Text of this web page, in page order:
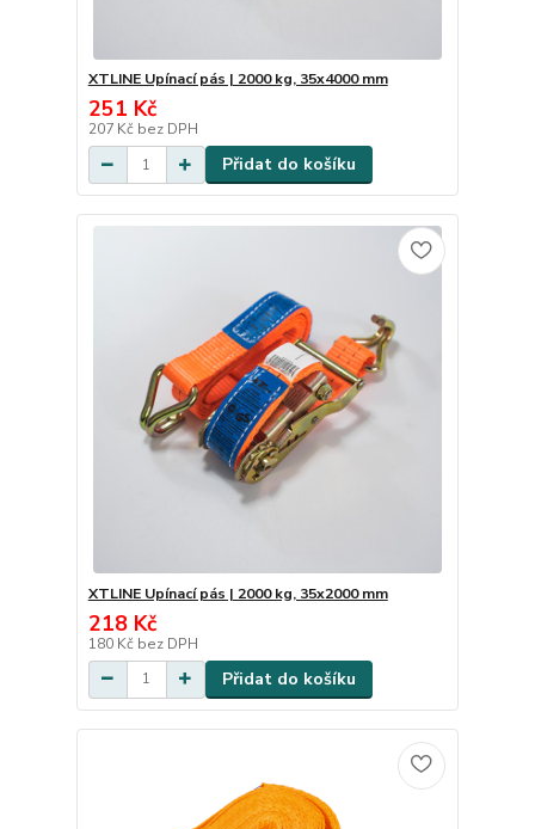
XTLINE Upínací pás | 2000 kg, 35x4000 mm
251 Kč
207 Kč bez DPH
Přidat do košíku
XTLINE Upínací pás | 2000 kg, 35x2000 mm
218 Kč
180 Kč bez DPH
Přidat do košíku